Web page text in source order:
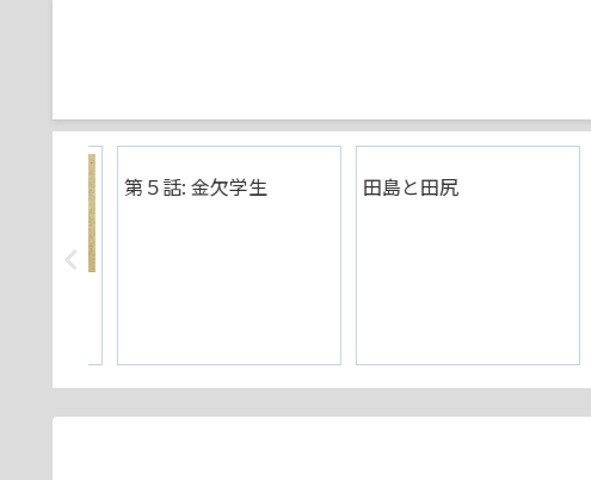
第５話: 金欠学生 田島と田尻